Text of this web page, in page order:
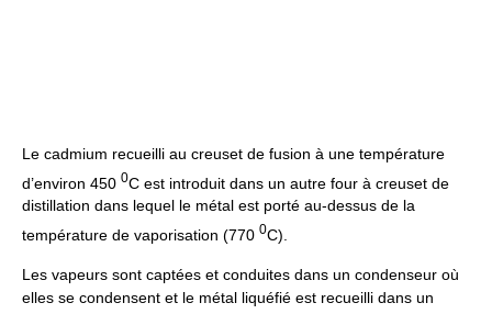
Le cadmium recueilli au creuset de fusion à une température
d’environ 450 0C est introduit dans un autre four à creuset de
distillation dans lequel le métal est porté au-dessus de la
température de vaporisation (770 0C).
Les vapeurs sont captées et conduites dans un condenseur où
elles se condensent et le métal liquéfié est recueilli dans un